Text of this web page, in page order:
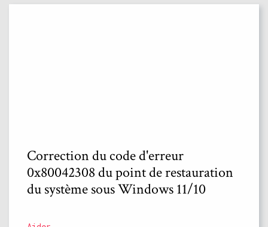
Correction du code d'erreur
0x80042308 du point de restauration
du système sous Windows 11/10